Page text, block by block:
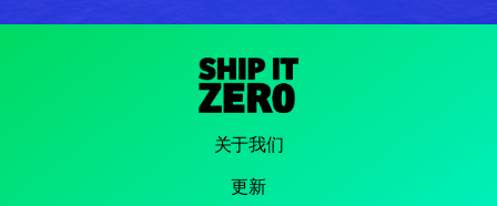
关于我们
更新